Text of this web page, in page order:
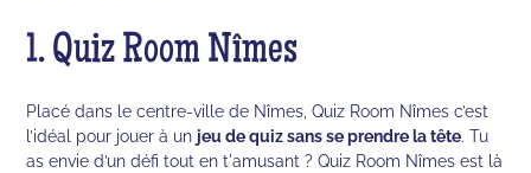
1. Quiz Room Nîmes
Placé dans le centre-ville de Nîmes, Quiz Room Nîmes c’est
l’idéal pour jouer à un jeu de quiz sans se prendre la tête. Tu
as envie d’un défi tout en t'amusant ? Quiz Room Nîmes est là